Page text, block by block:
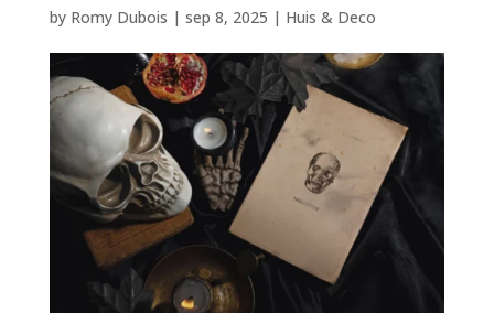
by Romy Dubois | sep 8, 2025 | Huis & Deco